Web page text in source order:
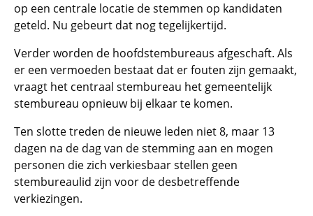
op een centrale locatie de stemmen op kandidaten
geteld. Nu gebeurt dat nog tegelijkertijd.
Verder worden de hoofdstembureaus afgeschaft. Als
er een vermoeden bestaat dat er fouten zijn gemaakt,
vraagt het centraal stembureau het gemeentelijk
stembureau opnieuw bij elkaar te komen.
Ten slotte treden de nieuwe leden niet 8, maar 13
dagen na de dag van de stemming aan en mogen
personen die zich verkiesbaar stellen geen
stembureaulid zijn voor de desbetreffende
verkiezingen.